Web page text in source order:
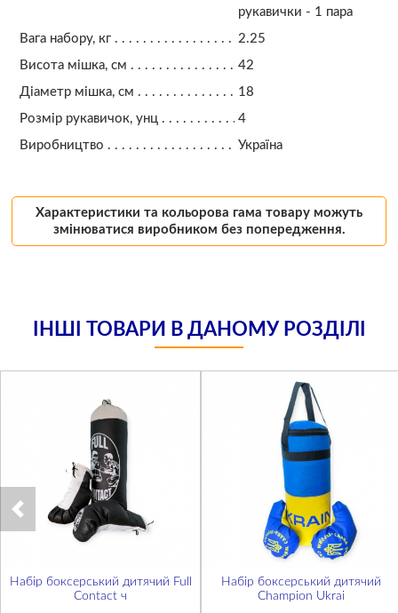
рукавички - 1 пара
Вага набору, кг
2.25
Висота мішка, см
42
Діаметр мішка, см
18
Розмір рукавичок, унц
4
Виробництво
Україна
Характеристики та кольорова гама товару можуть
змінюватися виробником без попередження.
ІНШІ ТОВАРИ В ДАНОМУ РОЗДІЛІ
Набір боксерський дитячий Full
Contact ч
Набір боксерський дитячий
Champion Ukrai